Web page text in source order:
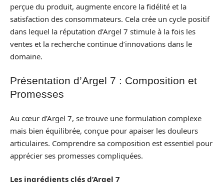
perçue du produit, augmente encore la fidélité et la
satisfaction des consommateurs. Cela crée un cycle positif
dans lequel la réputation d’Argel 7 stimule à la fois les
ventes et la recherche continue d’innovations dans le
domaine.
Présentation d’Argel 7 : Composition et
Promesses
Au cœur d’Argel 7, se trouve une formulation complexe
mais bien équilibrée, conçue pour apaiser les douleurs
articulaires. Comprendre sa composition est essentiel pour
apprécier ses promesses compliquées.
Les ingrédients clés d’Argel 7